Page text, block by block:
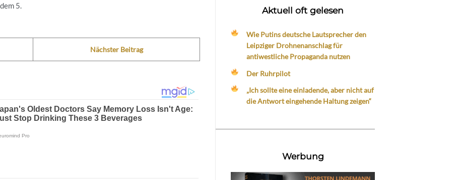
5.
Nächster Beitrag
Aktuell oft gelesen
Wie Putins deutsche Lautsprecher den
Leipziger Drohnenanschlag für
antiwestliche Propaganda nutzen
Der Ruhrpilot
„Ich sollte eine einladende, aber nicht auf
die Antwort eingehende Haltung zeigen“
Werbung